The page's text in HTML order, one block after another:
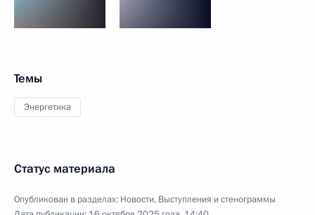
Темы
Энергетика
Статус материала
Опубликован в разделах: Новости, Выступления и стенограммы